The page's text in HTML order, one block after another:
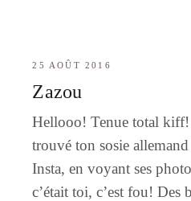
25 AOÛT 2016
Zazou
Hellooo! Tenue total kiff!
trouvé ton sosie
Insta, en voyant ses
c’était toi, c’est fou! Des